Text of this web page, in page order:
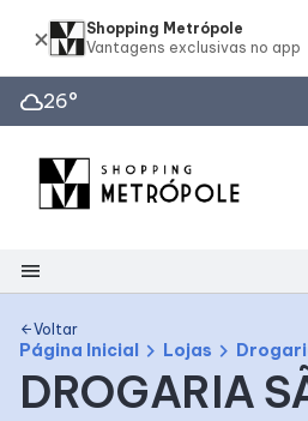
cloud26°
Horários de Funcionamento
menu
Shopping
Mapa Interno
arrow_backVoltar
Página Inicial chevron_right Lojas chevron_right
DROGARIA
Shopping Metrópole